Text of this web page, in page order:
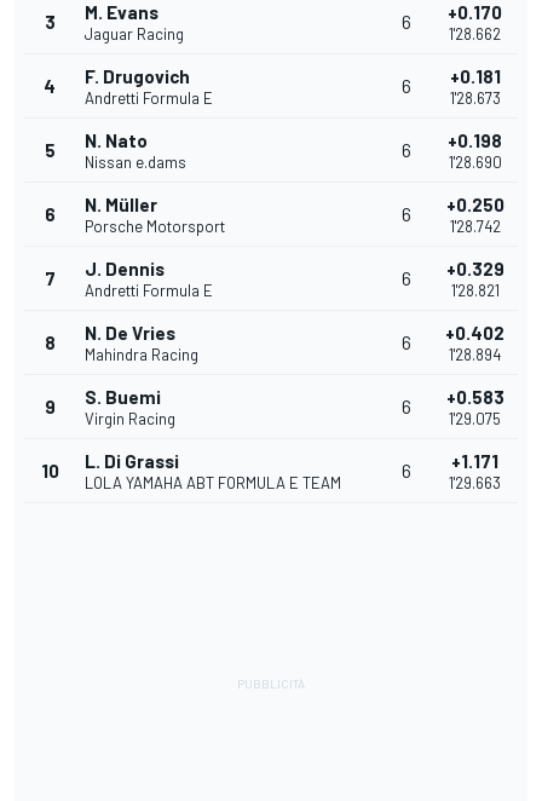
3 M. Evans
Jaguar Racing
6 +0.170
1'28.662
4 F. Drugovich
Andretti Formula E
6 +0.181
1'28.673
5 N. Nato
Nissan e.dams
6 +0.198
1'28.690
6 N. Müller
Porsche Motorsport
6 +0.250
1'28.742
7 J. Dennis
Andretti Formula E
6 +0.329
1'28.821
8 N. De Vries
Mahindra Racing
6 +0.402
1'28.894
9 S. Buemi
Virgin Racing
6 +0.583
1'29.075
10 L. Di Grassi
LOLA YAMAHA ABT FORMULA E TEAM
6 +1.171
1'29.663